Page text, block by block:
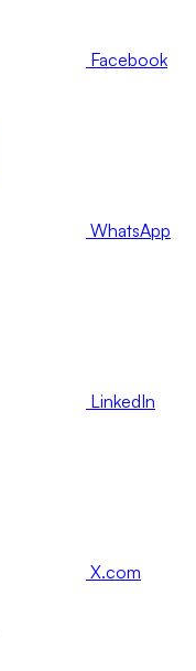
Facebook
WhatsApp
LinkedIn
X.com